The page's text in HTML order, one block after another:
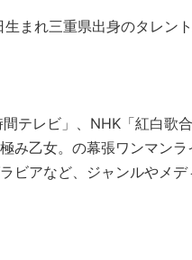
まれ三重県出身のタレント
テレビ」、NHK「紅白歌
み乙女。の幕張ワンマン
ビアなど、ジャンルやメ